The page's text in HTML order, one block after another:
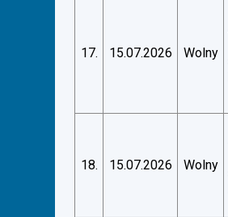
17. 15.07.2026 Wolny
18. 15.07.2026 Wolny